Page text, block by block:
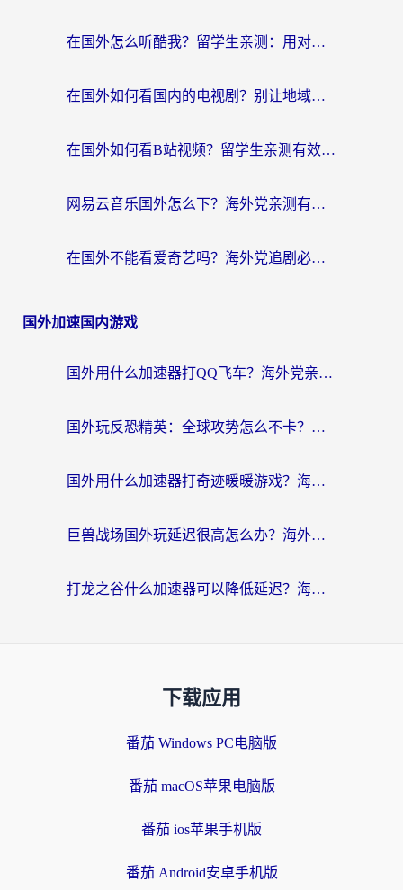
在国外怎么听酷我？留学生亲测：用对加速器就能畅听国内音乐听书
在国外如何看国内的电视剧？别让地域限制成为追剧路上的绊脚石
在国外如何看B站视频？留学生亲测有效的回国加速器选择指南
网易云音乐国外怎么下？海外党亲测有效的回国加速器指南
在国外不能看爱奇艺吗？海外党追剧必看的回国加速器选择指南
国外加速国内游戏
国外用什么加速器打QQ飞车？海外党亲测有效的国服游戏加速指南
国外玩反恐精英：全球攻势怎么不卡？老玩家亲测的加速器选择指南
国外用什么加速器打奇迹暖暖游戏？海外党国服手游畅玩全攻略（附3款热门游戏实测）
巨兽战场国外玩延迟很高怎么办？海外党亲测的国服游戏加速解决方案
打龙之谷什么加速器可以降低延迟？海外玩家亲测有效的国服加速指南
下载应用
番茄 Windows PC电脑版
番茄 macOS苹果电脑版
番茄 ios苹果手机版
番茄 Android安卓手机版